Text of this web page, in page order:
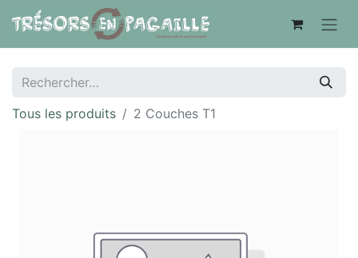
Tous les produits 2 Couches T1